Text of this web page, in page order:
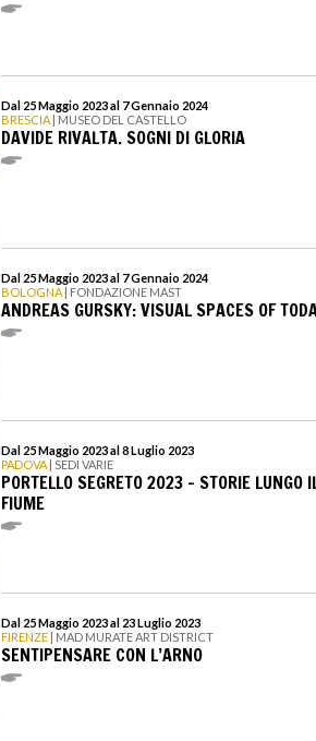
Dal 25 Maggio 2023 al 7 Gennaio 2024
BRESCIA | MUSEO DEL CASTELLO
DAVIDE RIVALTA. SOGNI DI GLORIA
Dal 25 Maggio 2023 al 7 Gennaio 2024
BOLOGNA | FONDAZIONE MAST
ANDREAS GURSKY: VISUAL SPACES OF
Dal 25 Maggio 2023 al 8 Luglio 2023
PADOVA | SEDI VARIE
PORTELLO SEGRETO 2023 - STORIE LUNGO
FIUME
Dal 25 Maggio 2023 al 23 Luglio 2023
FIRENZE | MAD MURATE ART DISTRICT
SENTIPENSARE CON L’ARNO